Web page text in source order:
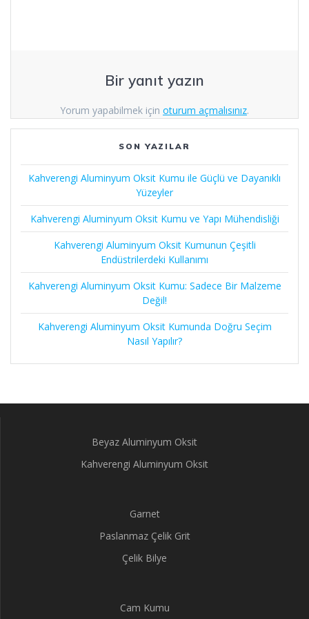
Bir yanıt yazın
Yorum yapabilmek için oturum açmalısınız.
SON YAZILAR
Kahverengi Aluminyum Oksit Kumu ile Güçlü ve Dayanıklı
Yüzeyler
Kahverengi Aluminyum Oksit Kumu ve Yapı Mühendisliği
Kahverengi Aluminyum Oksit Kumunun Çeşitli
Endüstrilerdeki Kullanımı
Kahverengi Aluminyum Oksit Kumu: Sadece Bir Malzeme
Değil!
Kahverengi Aluminyum Oksit Kumunda Doğru Seçim
Nasıl Yapılır?
Beyaz Aluminyum Oksit
Kahverengi Aluminyum Oksit
Garnet
Paslanmaz Çelik Grit
Çelik Bilye
Cam Kumu